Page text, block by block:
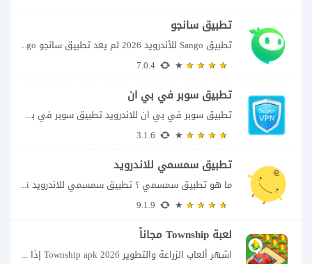
تطبيق سانجو
تطبيق Sango للأندرويد 2026 لم يعد تطبيق سانجو Sango مجرد مساحة لإرسال الرسائل أو...
تطبيق سوبر في بي ان
تطبيق سوبر في بي ان للاندرويد تطبيق سوبر في بي ان من تطبيقات الشبكات...
تطبيق سمسمي للاندرويد
ما هو تطبيق سمسمي ؟ تطبيق سمسمي للاندرويد SimSimi هو برنامج دردشة افتراضية يسمح...
لعبة Township مجاناً
اشهر ألعاب الزراعة والتطوير Township apk 2026 إذا كنت تحب ألعاب الزراعة وبناء المدن،...